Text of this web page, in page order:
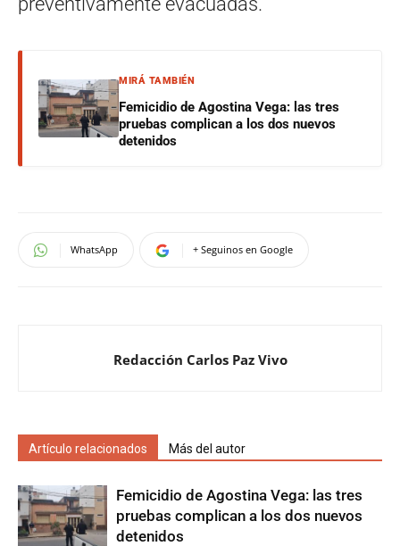
MIRÁ TAMBIÉN
Femicidio de Agostina Vega: las tres
pruebas complican a los dos nuevos
detenidos
WhatsApp + Seguinos en Google
Redacción Carlos Paz Vivo
Artículo relacionados Más del autor
Femicidio de Agostina Vega: las tres
pruebas complican a los dos nuevos
detenidos